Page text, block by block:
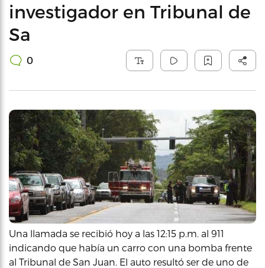
investigador en Tribunal de
Sa
0
Una llamada se recibió hoy a las 12:15 p.m. al 911
indicando que había un carro con una bomba frente
al Tribunal de San Juan. El auto resultó ser de uno de